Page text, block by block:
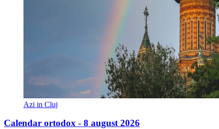
Azi in Cluj
Calendar ortodox - 8 august 2026